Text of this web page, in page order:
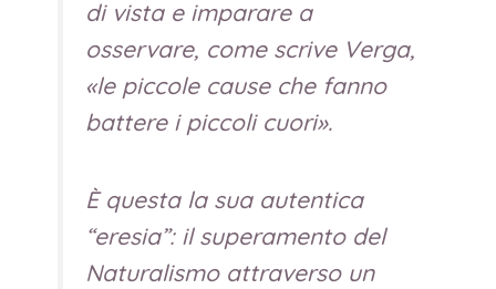
di vista e imparare a
osservare, come scrive Verga,
«le piccole cause che fanno
battere i piccoli cuori».
È questa la sua autentica
“eresia”: il superamento del
Naturalismo attraverso un